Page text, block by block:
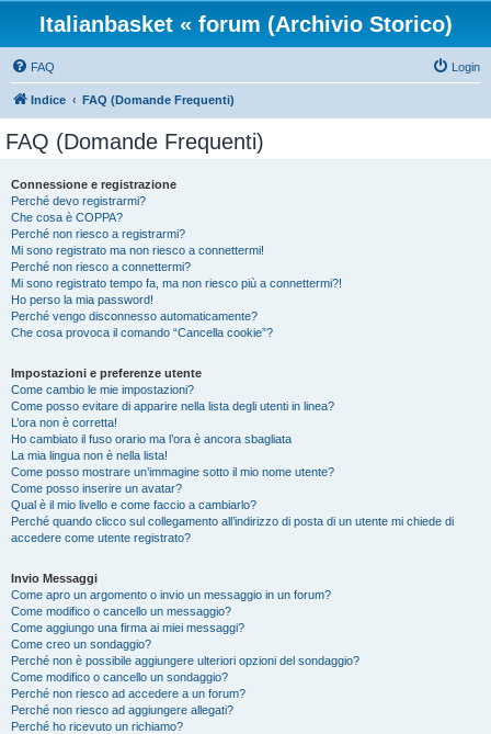
Italianbasket « forum (Archivio Storico)
FAQ Login
Indice FAQ (Domande Frequenti)
FAQ (Domande Frequenti)
Connessione e registrazione
Perché devo registrarmi?
Che cosa è COPPA?
Perché non riesco a registrarmi?
Mi sono registrato ma non riesco a connettermi!
Perché non riesco a connettermi?
Mi sono registrato tempo fa, ma non riesco più a connettermi?!
Ho perso la mia password!
Perché vengo disconnesso automaticamente?
Che cosa provoca il comando “Cancella cookie”?
Impostazioni e preferenze utente
Come cambio le mie impostazioni?
Come posso evitare di apparire nella lista degli utenti in linea?
L’ora non è corretta!
Ho cambiato il fuso orario ma l’ora è ancora sbagliata
La mia lingua non è nella lista!
Come posso mostrare un’immagine sotto il mio nome utente?
Come posso inserire un avatar?
Qual è il mio livello e come faccio a cambiarlo?
Perché quando clicco sul collegamento all’indirizzo di posta di un utente mi chiede di
accedere come utente registrato?
Invio Messaggi
Come apro un argomento o invio un messaggio in un forum?
Come modifico o cancello un messaggio?
Come aggiungo una firma ai miei messaggi?
Come creo un sondaggio?
Perché non è possibile aggiungere ulteriori opzioni del sondaggio?
Come modifico o cancello un sondaggio?
Perché non riesco ad accedere a un forum?
Perché non riesco ad aggiungere allegati?
Perché ho ricevuto un richiamo?